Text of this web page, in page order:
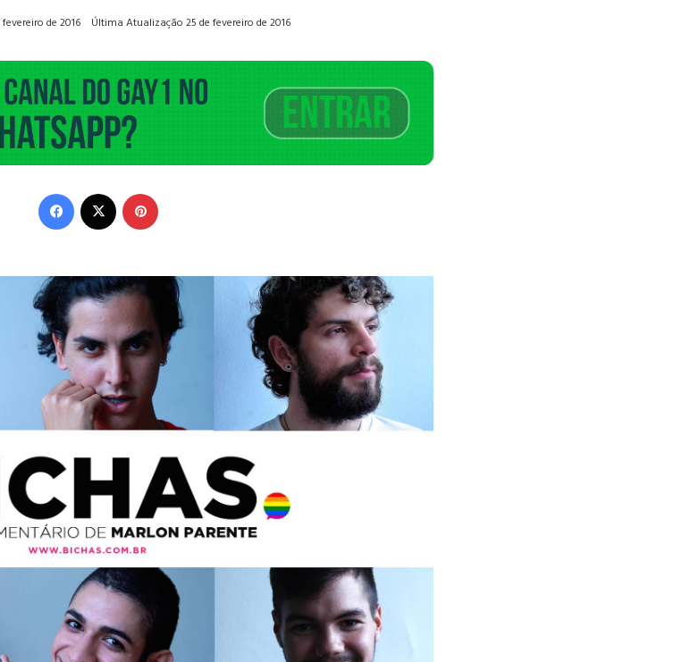
de 2016 Última Atualização 25 de fevereiro de 2016